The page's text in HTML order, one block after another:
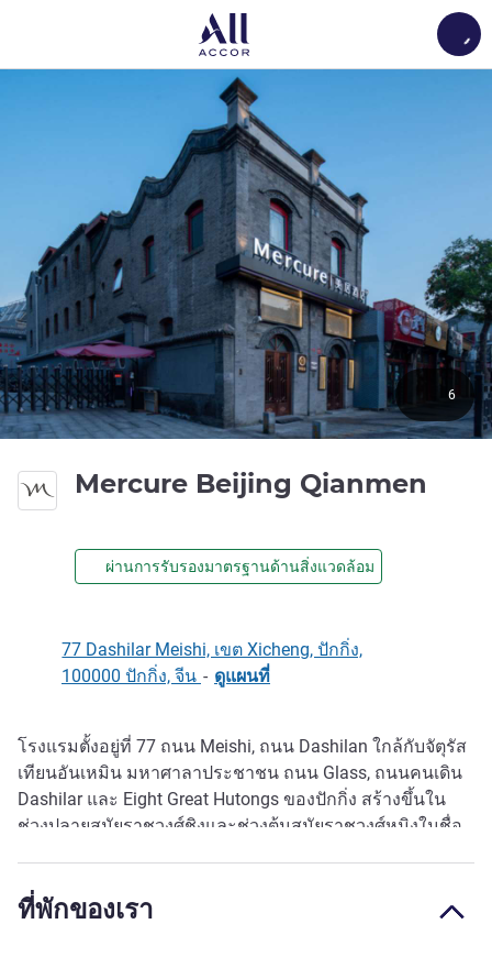
Mercure Beijing Qianmen
ผ่านการรับรองมาตรฐานด้านสิ่งแวดล้อม
6
77 Dashilar Meishi, เขต Xicheng, ปักกิ่ง,
100000 ปักกิ่ง, จีน - ดูแผนที่
รายละเอียด
โรงแรมตั้งอยู่ที่ 77 ถนน Meishi, ถนน Dashilan ใกล้กับจัตุรัส
เทียนอันเหมิน มหาศาลาประชาชน ถนน Glass, ถนนคนเดิน
Dashilar และ Eight Great Hutongs ของปักกิ่ง สร้างขึ้นใน
ช่วงปลายสมัยราชวงศ์ชิงและช่วงต้นสมัยราชวงศ์หมิงในชื่อ
Qianmen
ที่พักของเรา